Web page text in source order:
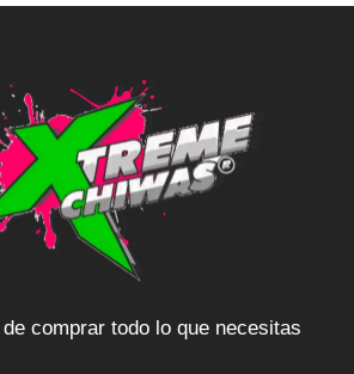
de comprar todo lo que necesitas